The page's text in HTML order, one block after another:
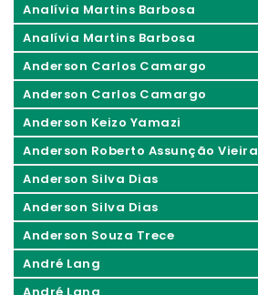
Analívia Martins Barbosa
Analívia Martins Barbosa
Anderson Carlos Camargo
Anderson Carlos Camargo
Anderson Keizo Yamazi
Anderson Roberto Assunção Vieira
Anderson Silva Dias
Anderson Silva Dias
Anderson Souza Trece
André Lang